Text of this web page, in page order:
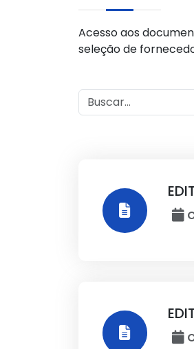
Acesso aos
seleção de